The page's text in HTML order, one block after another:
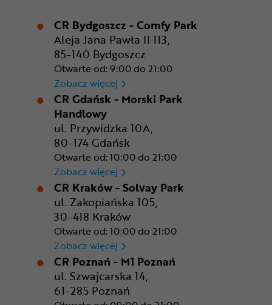
CR Bydgoszcz - Comfy Park
Aleja Jana Pawła II 113,
85-140 Bydgoszcz
Otwarte od: 9:00 do 21:00
Zobacz więcej CR Bydgoszcz - Comfy Park
CR Gdańsk - Morski Park
Handlowy
ul. Przywidzka 10A,
80-174 Gdańsk
Otwarte od: 10:00 do 21:00
Zobacz więcej CR Gdańsk - Morski Park
CR Kraków - Solvay Park
ul. Zakopiańska 105,
30-418 Kraków
Otwarte od: 10:00 do 21:00
Zobacz więcej CR Kraków - Solvay Park
CR Poznań - M1 Poznań
ul. Szwajcarska 14,
61-285 Poznań